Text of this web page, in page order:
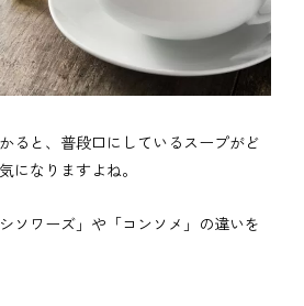
ると、普段口にしているスープがど
になりますよね。
ソワーズ」や「コンソメ」の違いを